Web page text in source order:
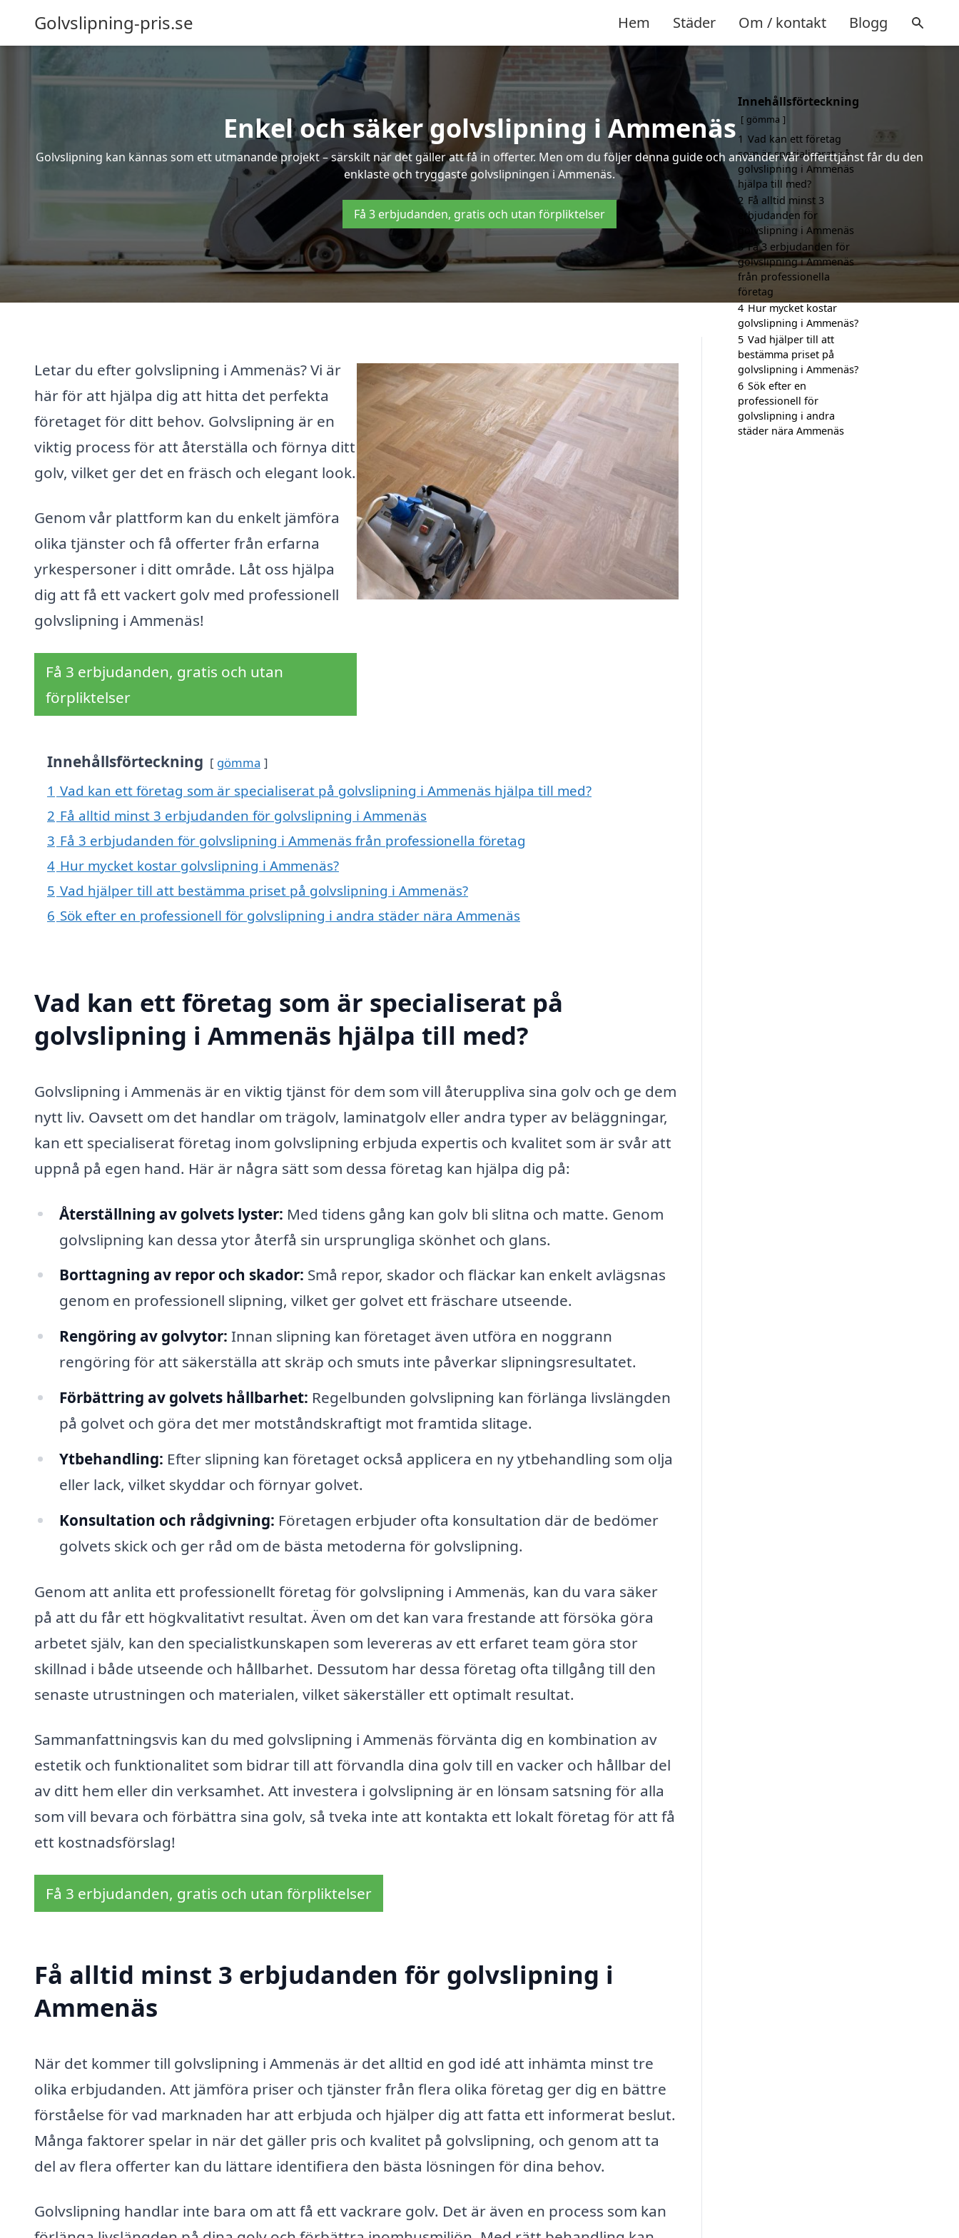
Golvslipning-pris.se Hem Städer Om / kontakt Blogg
Enkel och säker golvslipning i Ammenäs
Golvslipning kan kännas som ett utmanande projekt – särskilt när det gäller att få in offerter. Men om du följer denna guide och använder vår offerttjänst får du den
enklaste och tryggaste golvslipningen i Ammenäs.
Få 3 erbjudanden, gratis och utan förpliktelser
Letar du efter golvslipning i Ammenäs? Vi är
här för att hjälpa dig att hitta det perfekta
företaget för ditt behov. Golvslipning är en
viktig process för att återställa och förnya ditt
golv, vilket ger det en fräsch och elegant look.
Genom vår plattform kan du enkelt jämföra
olika tjänster och få offerter från erfarna
yrkespersoner i ditt område. Låt oss hjälpa
dig att få ett vackert golv med professionell
golvslipning i Ammenäs!
Få 3 erbjudanden, gratis och utan
förpliktelser
Innehållsförteckning gömma
1 Vad kan ett företag som är specialiserat på golvslipning i Ammenäs hjälpa till med?
2 Få alltid minst 3 erbjudanden för golvslipning i Ammenäs
3 Få 3 erbjudanden för golvslipning i Ammenäs från professionella företag
4 Hur mycket kostar golvslipning i Ammenäs?
5 Vad hjälper till att bestämma priset på golvslipning i Ammenäs?
6 Sök efter en professionell för golvslipning i andra städer nära Ammenäs
Vad kan ett företag som är specialiserat på
golvslipning i Ammenäs hjälpa till med?
Golvslipning i Ammenäs är en viktig tjänst för dem som vill återuppliva sina golv och ge dem
nytt liv. Oavsett om det handlar om trägolv, laminatgolv eller andra typer av beläggningar,
kan ett specialiserat företag inom golvslipning erbjuda expertis och kvalitet som är svår att
uppnå på egen hand. Här är några sätt som dessa företag kan hjälpa dig på:
Återställning av golvets lyster: Med tidens gång kan golv bli slitna och matte. Genom
golvslipning kan dessa ytor återfå sin ursprungliga skönhet och glans.
Borttagning av repor och skador: Små repor, skador och fläckar kan enkelt avlägsnas
genom en professionell slipning, vilket ger golvet ett fräschare utseende.
Rengöring av golvytor: Innan slipning kan företaget även utföra en noggrann
rengöring för att säkerställa att skräp och smuts inte påverkar slipningsresultatet.
Förbättring av golvets hållbarhet: Regelbunden golvslipning kan förlänga livslängden
på golvet och göra det mer motståndskraftigt mot framtida slitage.
Ytbehandling: Efter slipning kan företaget också applicera en ny ytbehandling som olja
eller lack, vilket skyddar och förnyar golvet.
Konsultation och rådgivning: Företagen erbjuder ofta konsultation där de bedömer
golvets skick och ger råd om de bästa metoderna för golvslipning.
Genom att anlita ett professionellt företag för golvslipning i Ammenäs, kan du vara säker
på att du får ett högkvalitativt resultat. Även om det kan vara frestande att försöka göra
arbetet själv, kan den specialistkunskapen som levereras av ett erfaret team göra stor
skillnad i både utseende och hållbarhet. Dessutom har dessa företag ofta tillgång till den
senaste utrustningen och materialen, vilket säkerställer ett optimalt resultat.
Sammanfattningsvis kan du med golvslipning i Ammenäs förvänta dig en kombination av
estetik och funktionalitet som bidrar till att förvandla dina golv till en vacker och hållbar del
av ditt hem eller din verksamhet. Att investera i golvslipning är en lönsam satsning för alla
som vill bevara och förbättra sina golv, så tveka inte att kontakta ett lokalt företag för att få
ett kostnadsförslag!
Få 3 erbjudanden, gratis och utan förpliktelser
Få alltid minst 3 erbjudanden för golvslipning i
Ammenäs
När det kommer till golvslipning i Ammenäs är det alltid en god idé att inhämta minst tre
olika erbjudanden. Att jämföra priser och tjänster från flera olika företag ger dig en bättre
förståelse för vad marknaden har att erbjuda och hjälper dig att fatta ett informerat beslut.
Många faktorer spelar in när det gäller pris och kvalitet på golvslipning, och genom att ta
del av flera offerter kan du lättare identifiera den bästa lösningen för dina behov.
Golvslipning handlar inte bara om att få ett vackrare golv. Det är även en process som kan
Innehållsförteckning
gömma
1 Vad kan ett företag
som är specialiserat på
golvslipning i Ammenäs
hjälpa till med?
2 Få alltid minst 3
erbjudanden för
golvslipning i Ammenäs
3 Få 3 erbjudanden för
golvslipning i Ammenäs
från professionella
företag
4 Hur mycket kostar
golvslipning i Ammenäs?
5 Vad hjälper till att
bestämma priset på
golvslipning i Ammenäs?
6 Sök efter en
professionell för
golvslipning i andra
städer nära Ammenäs